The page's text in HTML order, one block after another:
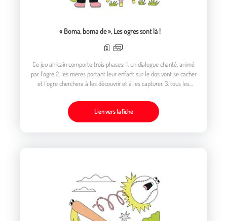
« Boma, boma de », Les ogres sont là !
Ce jeu africain comporte trois phases: 1. un dialogue chanté, animé
par l’ogre 2. les mères portant leur enfant sur le dos vont se cacher
et l’ogre cherchera à les découvrir et à les capturer. 3. tous les
Lien vers la fiche